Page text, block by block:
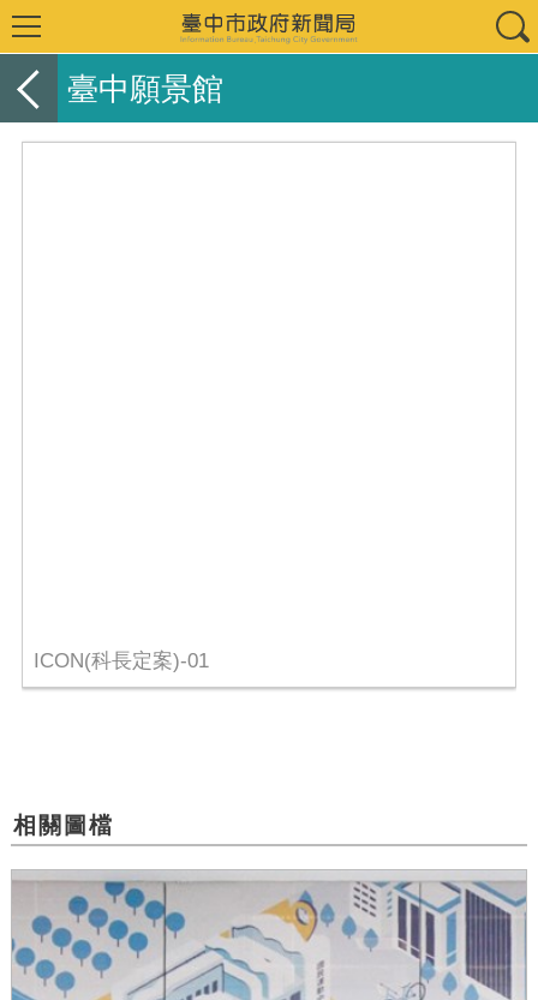
臺中願景館
ICON(科長定案)-01
相關圖檔